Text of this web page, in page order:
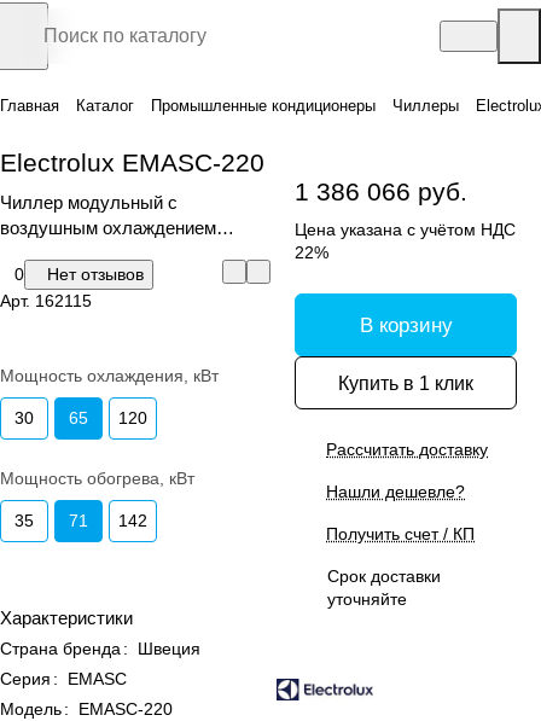
Главная Каталог Промышленные кондиционеры Чиллеры
Electrolux EMASC-220
Чиллер модульный с
воздушным охлаждением
0
Нет отзывов
Арт. 162115
Мощность охлаждения, кВт
30 65 120
Мощность обогрева, кВт
35 71 142
Характеристики
Страна бренда :
Швеция
Серия :
EMASC
Модель:
EMASC-220
1 386 066 руб.
Цена указана с учётом НДС
22%
В корзину
Купить в 1 клик
Рассчитать доставку
Нашли дешевле?
Получить счет / КП
Срок доставки
уточняйте